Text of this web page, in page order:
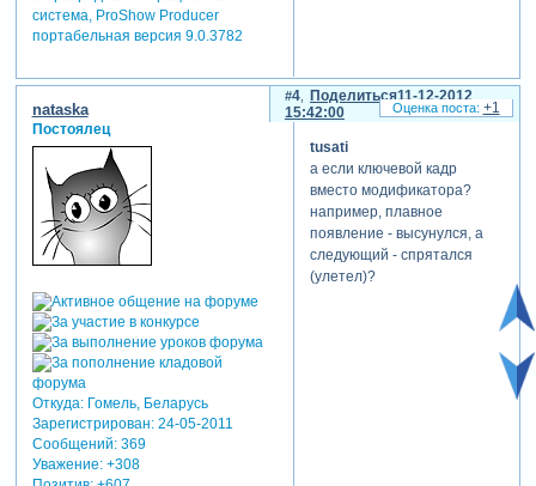
система, ProShow Producer
портабельная версия 9.0.3782
Поделиться
4
11-12-2012
15:42:00
nataska
Постоялец
Откуда:Гомель, Беларусь
Зарегистрирован: 24-05-2011
Сообщений:369
Уважение: +308
tusati
а если ключевой кадр
вместо модификатора?
например, плавное
появление - высунулся, а
следующий - спрятался
(улетел)?
+1